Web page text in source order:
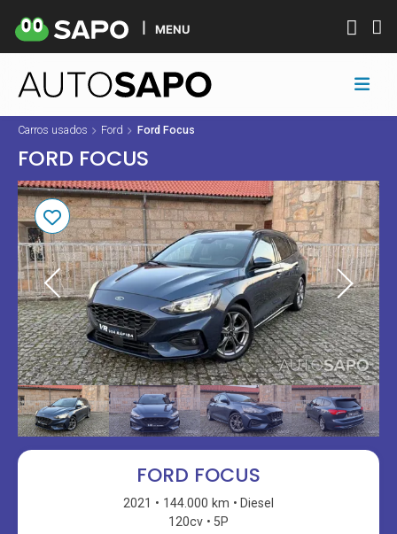
MENU
Carros usados Ford Ford Focus
FORD FOCUS
FORD FOCUS
2021 144.000 km
Diesel
120cv
5P